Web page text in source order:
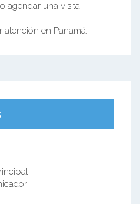
agendar una visita
atención en Panamá.